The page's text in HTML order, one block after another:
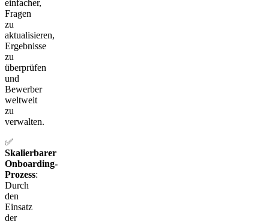
einfacher,
Fragen
zu
aktualisieren,
Ergebnisse
zu
überprüfen
und
Bewerber
weltweit
zu
verwalten.
✅
Skalierbarer
Onboarding-
Prozess:
Durch
den
Einsatz
der